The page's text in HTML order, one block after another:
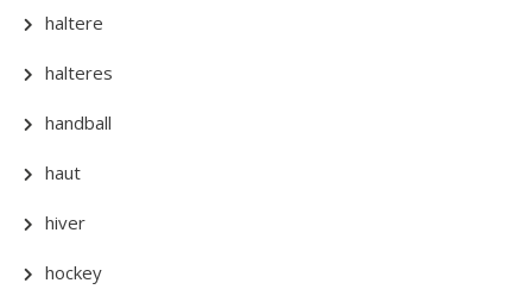
haltere
halteres
handball
haut
hiver
hockey